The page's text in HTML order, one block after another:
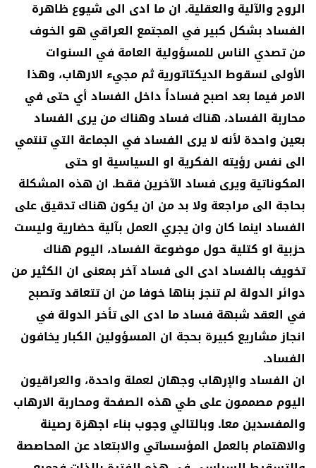
الروح والآلية والعقلية. ان ما ادى الى شيوع ظاهرة
الفساد بشكل كبير في المجتمع العراقي هو الخوف
من تصدي الناس للمسؤولية العامة في السنوات
الأولى لسقوط الديكتاتورية ثم مجيء الارهاب، وهذا
الامر فيما بعد اصبح فساداً داخل الفساد أي حتى في
محاربة الفساد، هناك فساد وهناك من يرى الفساد
بعين واحدة لأنه لا يرى الفساد في الجماعة التي تنتمي
الى نفس رؤيته الفكرية او السياسية او حتى
المكوناتية ويرى فساد الآخرين فقط. ان هذه المشكلة
بحاجة الى مراجعة ولا بد من ان يكون هناك تدقيق على
الفساد اينما كان وان يجري العمل بآلية حضارية وليست
حزبية او كتلية حول موضوعة الفساد، اليوم هناك
تخويف بالفساد ادى الى فساد آخر بمعنى ان الكثير من
دوائر الدولة لم تنجز بناها خوفا من ان تتعاقد وتصبح
في العقد شبهة فساد ما ادى الى تأخر الدولة في
انجاز مشاريع كبيرة بحجة ان المسؤولين الكبار يخافون
الفساد.
ان الفساد والإرهاب وجهان لعملة واحدة، والعراقيون
اليوم مصممون على طي هذه الصفحة ومحاربة الارهاب
والمفسدين معا. وبالتالي وجوب بناء اجهزة رصينة
والاهتمام بالعمل المؤسساتي والابتعاد عن المحاصصة